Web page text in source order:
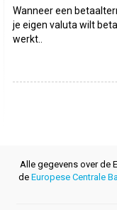
Wanneer een
je eigen valuta wilt
werkt..
Alle gegevens over de
de Europese Centrale